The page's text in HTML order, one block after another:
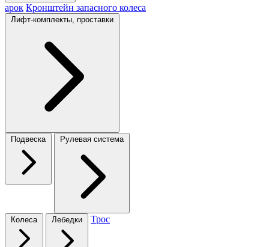
арок Кронштейн запасного колеса
Лифт-комплекты, проставки
Подвеска Рулевая система
Колеса Лебедки Трос